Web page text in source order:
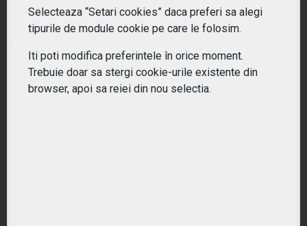
Cum difera ETF-urile de fondurile mutuale?
Ce tipuri de ETF-uri exista?
Selecteaza “Setari cookies” daca preferi sa alegi
tipurile de module cookie pe care le folosim.
Iti poti modifica preferintele în orice moment.
Trebuie doar sa stergi cookie-urile existente din
browser, apoi sa reiei din nou selectia.